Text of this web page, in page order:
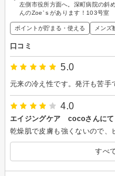
左側市役所方面へ。深町病院の斜
んのZoe’ｓがあります！103号室
ポイントが貯まる・使える メンズ
口コミ
5.0
4.0
エイジングケア cocoさんにて
すべ